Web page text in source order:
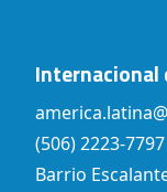
Internacional
(506) 2223-
Barrio